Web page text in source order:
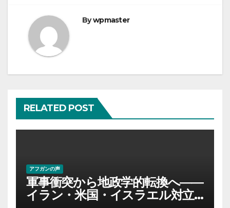
ビ
ゲ
ー
シ
ョ
ン
Bywpmaster
RELATED POST
アフガンの声
軍事衝突から地政学的転換へ――
イラン・米国・イスラエル対立